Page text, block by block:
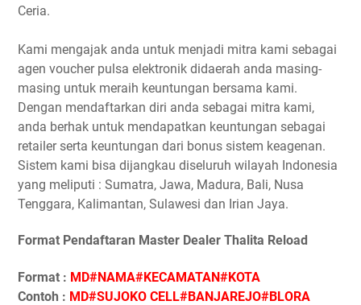
Ceria.
Kami mengajak anda untuk menjadi mitra kami sebagai
agen voucher pulsa elektronik didaerah anda masing-
masing untuk meraih keuntungan bersama kami.
Dengan mendaftarkan diri anda sebagai mitra kami,
anda berhak untuk mendapatkan keuntungan sebagai
retailer serta keuntungan dari bonus sistem keagenan.
Sistem kami bisa dijangkau diseluruh wilayah Indonesia
yang meliputi : Sumatra, Jawa, Madura, Bali, Nusa
Tenggara, Kalimantan, Sulawesi dan Irian Jaya.
Format Pendaftaran Master Dealer Thalita Reload
Format : MD#NAMA#KECAMATAN#KOTA
Contoh : MD#SUJOKO CELL#BANJAREJO#BLORA